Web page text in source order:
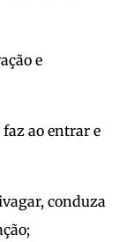
e
ao entrar e
conduza